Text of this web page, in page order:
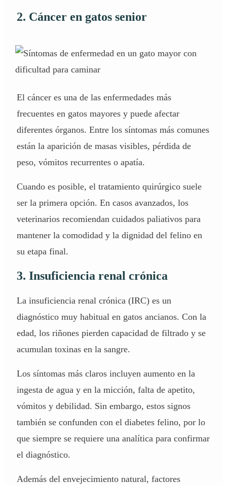
2. Cáncer en gatos senior
El cáncer es una de las enfermedades más
frecuentes en gatos mayores y puede afectar
diferentes órganos. Entre los síntomas más comunes
están la aparición de masas visibles, pérdida de
peso, vómitos recurrentes o apatía.
Cuando es posible, el tratamiento quirúrgico suele
ser la primera opción. En casos avanzados, los
veterinarios recomiendan cuidados paliativos para
mantener la comodidad y la dignidad del felino en
su etapa final.
3. Insuficiencia renal crónica
La insuficiencia renal crónica (IRC) es un
diagnóstico muy habitual en gatos ancianos. Con la
edad, los riñones pierden capacidad de filtrado y se
acumulan toxinas en la sangre.
Los síntomas más claros incluyen aumento en la
ingesta de agua y en la micción, falta de apetito,
vómitos y debilidad. Sin embargo, estos signos
también se confunden con el diabetes felino, por lo
que siempre se requiere una analítica para confirmar
el diagnóstico.
Además del envejecimiento natural, factores